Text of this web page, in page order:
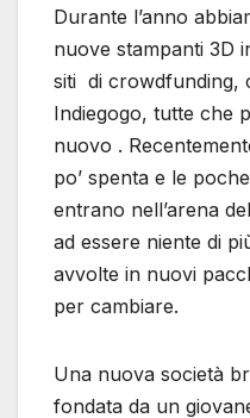
Durante l’anno
nuove stampanti 3D
siti di crowdfunding,
Indiegogo, tutte che
nuovo .
po’ spenta e le
entrano nell’arena
ad essere niente di
avvolte in nuovi
per cambiare.
Una nuova società
fondata da un